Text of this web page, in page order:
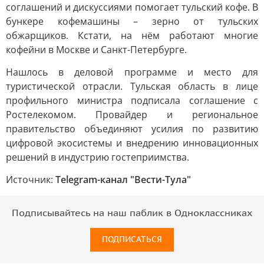
соглашений и дискуссиями помогает тульский кофе. В
бункере кофемашины – зерно от тульских
обжарщиков. Кстати, на нём работают многие
кофейни в Москве и Санкт-Петербурге.
Нашлось в деловой программе и место для
туристической отрасли. Тульская область в лице
профильного министра подписала соглашение с
Ростелекомом. Провайдер и региональное
правительство объединяют усилия по развитию
цифровой экосистемы и внедрению инновационных
решений в индустрию гостеприимства.
Источник: Telegram-канал "Вести-Тула"
Подписывайтесь на наш паблик в Одноклассниках
ПОДПИСАТЬСЯ